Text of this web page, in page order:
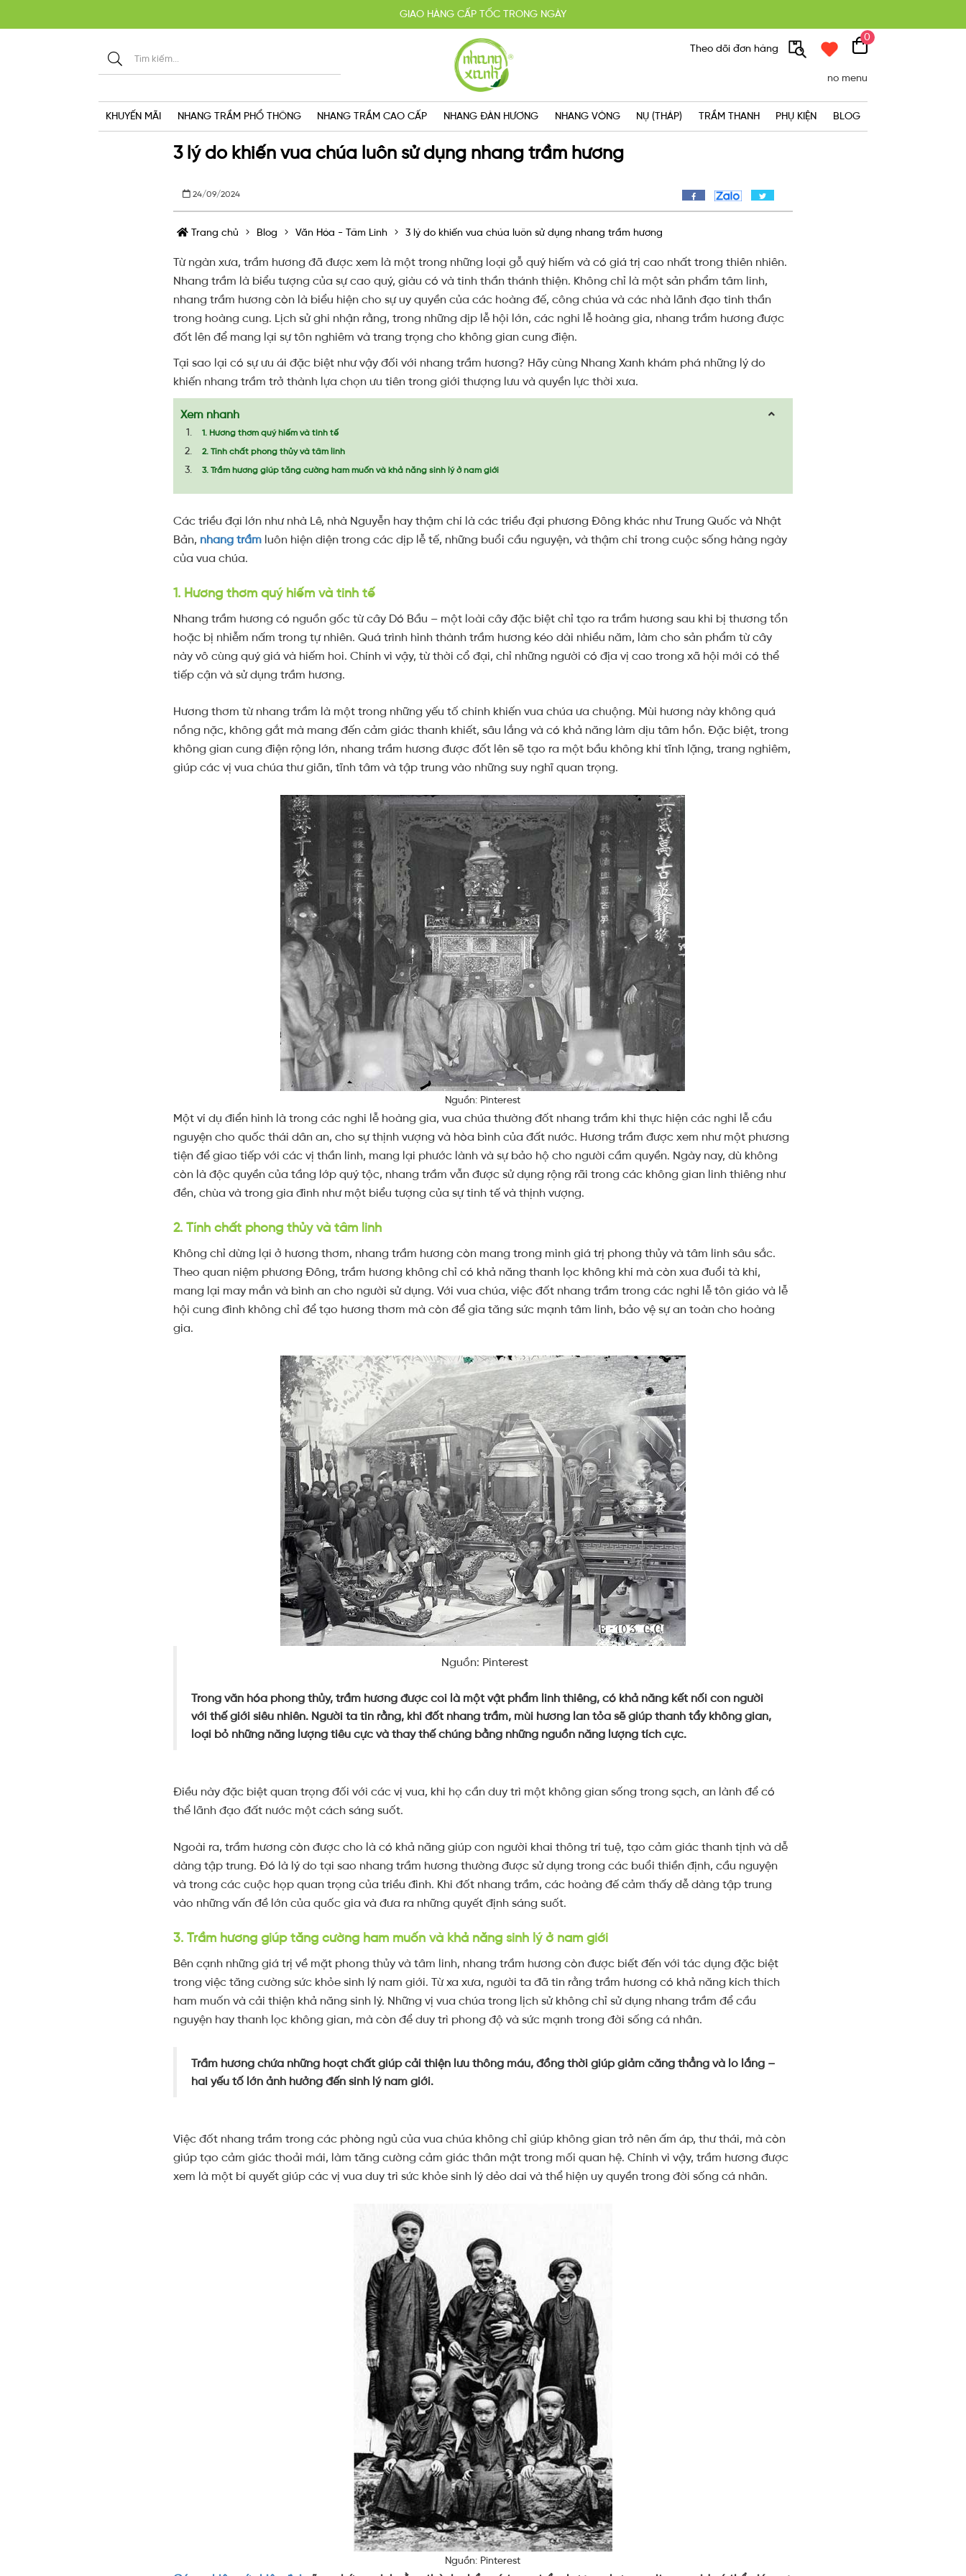
HOÀN TIỀN 100% KHI SẢN PHẨM KHÔNG ĐÚNG CAM KẾT
KHUYẾN MÃI MUA 2 TẶNG 1, MIỄN PHÍ GIAO HÀNG SG VỚI HÓA ĐƠN TRÊN 300K
GIAO HÀNG CẤP TỐC TRONG NGÀY
Theo dõi đơn hàng
0
no menu
KHUYẾN MÃI NHANG TRẦM PHỔ THÔNG NHANG TRẦM CAO CẤP NHANG ĐÀN HƯƠNG NHANG VÒNG NỤ (THÁP) TRẦM THANH PHỤ KIỆN BLOG
3 lý do khiến vua chúa luôn sử dụng nhang trầm hương
24/09/2024
Trang chủ Blog Văn Hóa - Tâm Linh 3 lý do khiến vua chúa luôn sử dụng nhang trầm hương
Từ ngàn xưa, trầm hương đã được xem là một trong những loại gỗ quý hiếm và có giá trị cao nhất trong thiên nhiên.
Nhang trầm là biểu tượng của sự cao quý, giàu có và tinh thần thánh thiện. Không chỉ là một sản phẩm tâm linh,
nhang trầm hương còn là biểu hiện cho sự uy quyền của các hoàng đế, công chúa và các nhà lãnh đạo tinh thần
trong hoàng cung. Lịch sử ghi nhận rằng, trong những dịp lễ hội lớn, các nghi lễ hoàng gia, nhang trầm hương được
đốt lên để mang lại sự tôn nghiêm và trang trọng cho không gian cung điện.
Tại sao lại có sự ưu ái đặc biệt như vậy đối với nhang trầm hương? Hãy cùng Nhang Xanh khám phá những lý do
khiến nhang trầm trở thành lựa chọn ưu tiên trong giới thượng lưu và quyền lực thời xưa.
Xem nhanh
1. Hương thơm quý hiếm và tinh tế
2. Tính chất phong thủy và tâm linh
3. Trầm hương giúp tăng cường ham muốn và khả năng sinh lý ở nam giới
Các triều đại lớn như nhà Lê, nhà Nguyễn hay thậm chí là các triều đại phương Đông khác như Trung Quốc và Nhật
Bản, nhang trầm luôn hiện diện trong các dịp lễ tế, những buổi cầu nguyện, và thậm chí trong cuộc sống hàng ngày
của vua chúa.
1. Hương thơm quý hiếm và tinh tế
Nhang trầm hương có nguồn gốc từ cây Dó Bầu – một loài cây đặc biệt chỉ tạo ra trầm hương sau khi bị thương tổn
hoặc bị nhiễm nấm trong tự nhiên. Quá trình hình thành trầm hương kéo dài nhiều năm, làm cho sản phẩm từ cây
này vô cùng quý giá và hiếm hoi. Chính vì vậy, từ thời cổ đại, chỉ những người có địa vị cao trong xã hội mới có thể
tiếp cận và sử dụng trầm hương.
Hương thơm từ nhang trầm là một trong những yếu tố chính khiến vua chúa ưa chuộng. Mùi hương này không quá
nồng nặc, không gắt mà mang đến cảm giác thanh khiết, sâu lắng và có khả năng làm dịu tâm hồn. Đặc biệt, trong
không gian cung điện rộng lớn, nhang trầm hương được đốt lên sẽ tạo ra một bầu không khí tĩnh lặng, trang nghiêm,
giúp các vị vua chúa thư giãn, tĩnh tâm và tập trung vào những suy nghĩ quan trọng.
Nguồn: Pinterest
Một ví dụ điển hình là trong các nghi lễ hoàng gia, vua chúa thường đốt nhang trầm khi thực hiện các nghi lễ cầu
nguyện cho quốc thái dân an, cho sự thịnh vượng và hòa bình của đất nước. Hương trầm được xem như một phương
tiện để giao tiếp với các vị thần linh, mang lại phước lành và sự bảo hộ cho người cầm quyền. Ngày nay, dù không
còn là độc quyền của tầng lớp quý tộc, nhang trầm vẫn được sử dụng rộng rãi trong các không gian linh thiêng như
đền, chùa và trong gia đình như một biểu tượng của sự tinh tế và thịnh vượng.
2. Tính chất phong thủy và tâm linh
Không chỉ dừng lại ở hương thơm, nhang trầm hương còn mang trong mình giá trị phong thủy và tâm linh sâu sắc.
Theo quan niệm phương Đông, trầm hương không chỉ có khả năng thanh lọc không khí mà còn xua đuổi tà khí,
mang lại may mắn và bình an cho người sử dụng. Với vua chúa, việc đốt nhang trầm trong các nghi lễ tôn giáo và lễ
hội cung đình không chỉ để tạo hương thơm mà còn để gia tăng sức mạnh tâm linh, bảo vệ sự an toàn cho hoàng
gia.
Nguồn: Pinterest
Trong văn hóa phong thủy, trầm hương được coi là một vật phẩm linh thiêng, có khả năng kết nối con người
với thế giới siêu nhiên. Người ta tin rằng, khi đốt nhang trầm, mùi hương lan tỏa sẽ giúp thanh tẩy không gian,
loại bỏ những năng lượng tiêu cực và thay thế chúng bằng những nguồn năng lượng tích cực.
Điều này đặc biệt quan trọng đối với các vị vua, khi họ cần duy trì một không gian sống trong sạch, an lành để có
thể lãnh đạo đất nước một cách sáng suốt.
Ngoài ra, trầm hương còn được cho là có khả năng giúp con người khai thông trí tuệ, tạo cảm giác thanh tịnh và dễ
dàng tập trung. Đó là lý do tại sao nhang trầm hương thường được sử dụng trong các buổi thiền định, cầu nguyện
và trong các cuộc họp quan trọng của triều đình. Khi đốt nhang trầm, các hoàng đế cảm thấy dễ dàng tập trung
vào những vấn đề lớn của quốc gia và đưa ra những quyết định sáng suốt.
3. Trầm hương giúp tăng cường ham muốn và khả năng sinh lý ở nam giới
Bên cạnh những giá trị về mặt phong thủy và tâm linh, nhang trầm hương còn được biết đến với tác dụng đặc biệt
trong việc tăng cường sức khỏe sinh lý nam giới. Từ xa xưa, người ta đã tin rằng trầm hương có khả năng kích thích
ham muốn và cải thiện khả năng sinh lý. Những vị vua chúa trong lịch sử không chỉ sử dụng nhang trầm để cầu
nguyện hay thanh lọc không gian, mà còn để duy trì phong độ và sức mạnh trong đời sống cá nhân.
Trầm hương chứa những hoạt chất giúp cải thiện lưu thông máu, đồng thời giúp giảm căng thẳng và lo lắng –
hai yếu tố lớn ảnh hưởng đến sinh lý nam giới.
Việc đốt nhang trầm trong các phòng ngủ của vua chúa không chỉ giúp không gian trở nên ấm áp, thư thái, mà còn
giúp tạo cảm giác thoải mái, làm tăng cường cảm giác thân mật trong mối quan hệ. Chính vì vậy, trầm hương được
xem là một bí quyết giúp các vị vua duy trì sức khỏe sinh lý dẻo dai và thể hiện uy quyền trong đời sống cá nhân.
Nguồn: Pinterest